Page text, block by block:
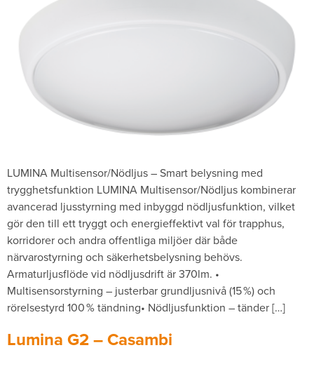
LUMINA Multisensor/Nödljus – Smart belysning med
trygghetsfunktion LUMINA Multisensor/Nödljus kombinerar
avancerad ljusstyrning med inbyggd nödljusfunktion, vilket
gör den till ett tryggt och energieffektivt val för trapphus,
korridorer och andra offentliga miljöer där både
närvarostyrning och säkerhetsbelysning behövs.
Armaturljusflöde vid nödljusdrift är 370lm. •
Multisensorstyrning – justerbar grundljusnivå (15 %) och
rörelsestyrd 100 % tändning• Nödljusfunktion – tänder […]
Lumina G2 – Casambi